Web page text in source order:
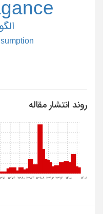
روند انتشار مقاله
1371 1376 1380 1384 1388 1392 1396 1400 1404